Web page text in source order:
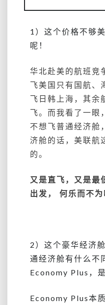
1）这个价格不够
呢！
华北赴美的航班竞
飞美国只有国航、
飞日韩上海，其余
飞。而我看了一眼
不想飞普通经济舱
济舱的话，美联航
的。
又是直飞，又是最
出发， 何乐而不
2）这个豪华经济
通经济舱有什么不
Economy Plus，
Economy Plus本